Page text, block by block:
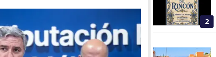
2